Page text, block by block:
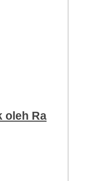
oleh Ra